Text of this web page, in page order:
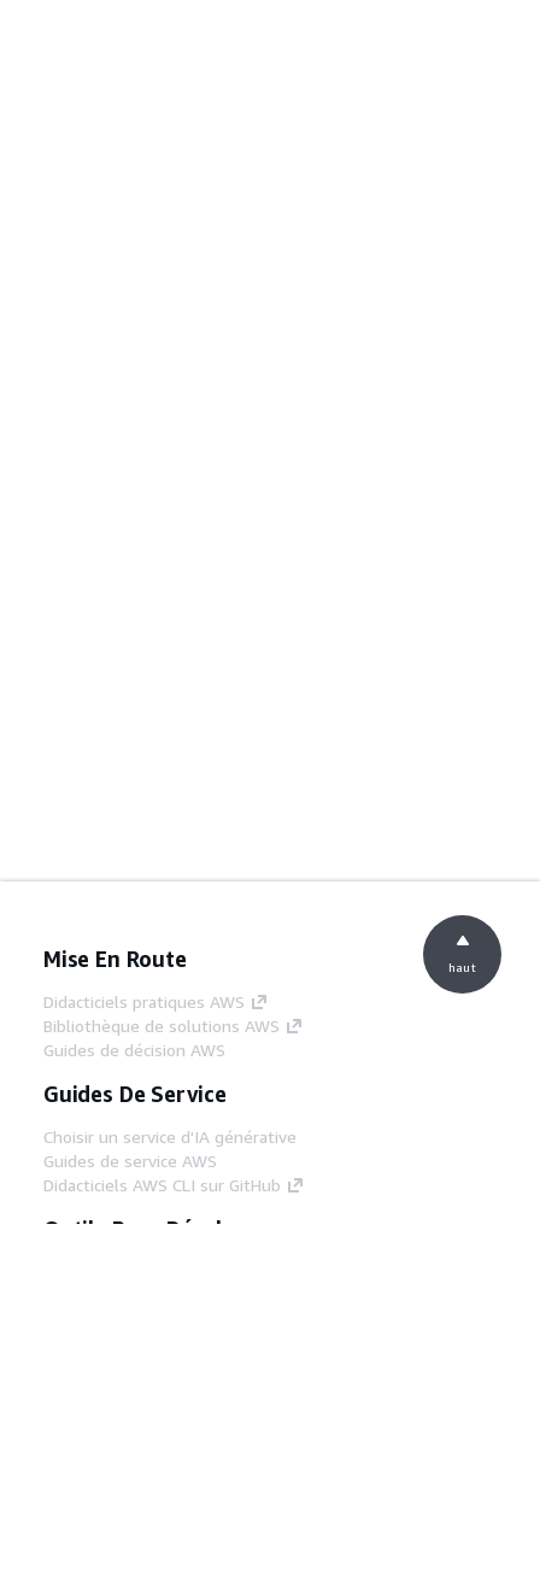
Mise En Route
Didacticiels pratiques AWS
Bibliothèque de solutions AWS
Guides de décision AWS
Guides De Service
Choisir un service d'IA générative
Guides de service AWS
Didacticiels AWS CLI sur GitHub
Outils Pour Développeurs
haut